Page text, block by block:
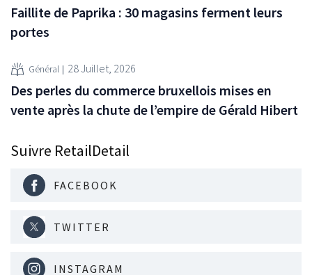
Faillite de Paprika : 30 magasins ferment leurs
portes
Général 28 Juillet, 2026
Des perles du commerce bruxellois mises en
vente après la chute de l’empire de Gérald Hibert
Suivre RetailDetail
FACEBOOK
TWITTER
INSTAGRAM